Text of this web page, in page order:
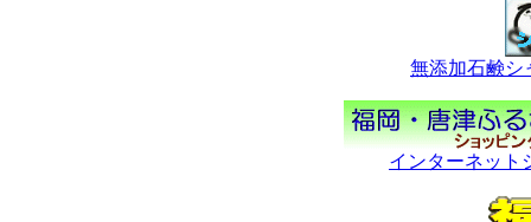
無添加石鹸シ
インターネット